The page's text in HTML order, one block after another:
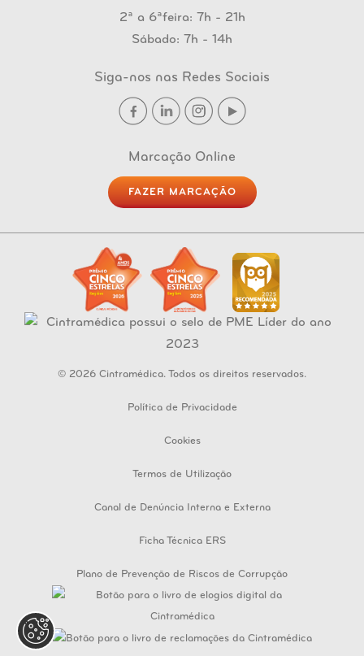
2ª a 6ªfeira: 7h - 21h
Sábado: 7h - 14h
Siga-nos nas Redes Sociais
Marcação Online
FAZER MARCAÇÃO
© 2026 Cintramédica. Todos os direitos reservados.
Política de Privacidade
Cookies
Termos de Utilização
Canal de Denúncia Interna e Externa
Ficha Técnica ERS
Plano de Prevenção de Riscos de Corrupção